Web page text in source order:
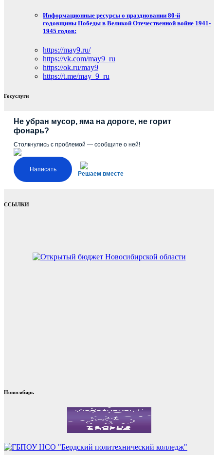
Информационные ресурсы о праздновании 80-й
годовщины Победы в Великой Отечественной войне 1941-
1945 годов:
https://may9.ru/
https://vk.com/may9_ru
https://ok.ru/may9
https://t.me/may_9_ru
Госуслуги
Не убран мусор, яма на дороге, не горит
фонарь?
Столкнулись с проблемой — сообщите о ней!
Написать
Решаем вместе
ССЫЛКИ
Новосибирь